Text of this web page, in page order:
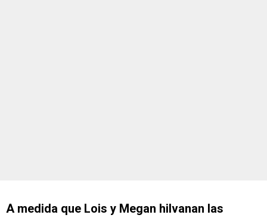
A medida que Lois y Megan hilvanan las